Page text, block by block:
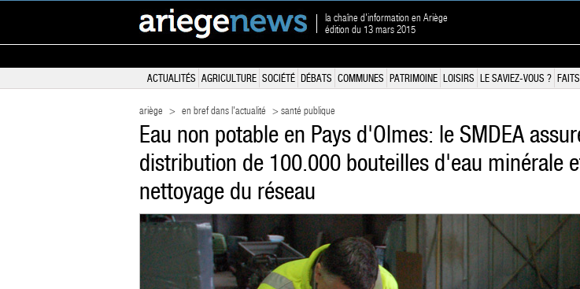
la chaîne d'information en Ariège
édition du 13 mars 2015
ACTUALITÉS AGRICULTURE SOCIÉTÉ DÉBATS COMMUNES PATRIMOINE LOISIRS LE SAVIEZ-VOUS ?
ariège > en bref dans l'actualité > santé publique
Eau non potable en Pays d'Olmes: le SMDEA
distribution de 100.000 bouteilles d'eau minérale
nettoyage du réseau